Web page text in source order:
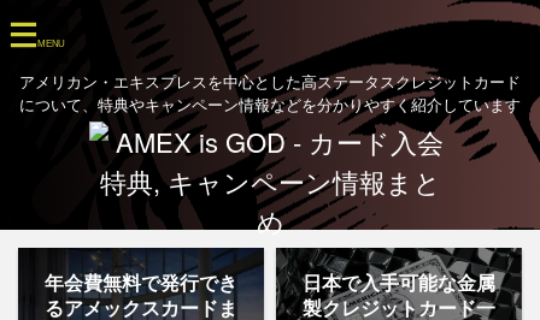
アメリカン・エキスプレスを中心とした高ステータスクレジットカード
について、特典やキャンペーン情報などを分かりやすく紹介しています
年会費無料で発行でき
るアメックスカードま
日本で入手可能な金属
製クレジットカード一